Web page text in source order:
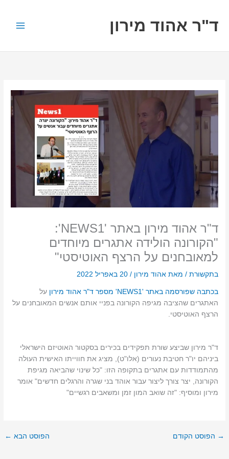
ד"ר אהוד מירון
ד"ר אהוד מירון באתר 'NEWS1':
"הקורונה הולידה אתגרים מיוחדים
למאובחנים על הרצף האוטיסטי"
בתקשורת / מאתאהוד מירון/20 באפריל 2022
בכתבה שפורסמה באתר 'NEWS1' מספר ד"ר אהוד מירון
על
האתגרים שהציבה מגיפה הקורונה בפניי אותם אנשים המאובחנים על
הרצף האוטיסטי.
ד"ר מירון שביצע שורת תפקידים בכירים בסקטור האוטיזם הישראלי
ביניהם יו"ר חטיבת נעורים (אלו"ט), מציג את חווייתו האישית העולה
מהתמודדות עם אתגרים בתקופה הזו: "כל שינוי שהביאה מגיפת
הקורונה, יצר צורך ליצור עבור אוהד בני שגרה והרגלים חדשים" אומר
מירון ומוסיף: "זה שואב המון זמן ומשאבים רגשיים"
→ הפוסט הקודם הפוסט הבא ←